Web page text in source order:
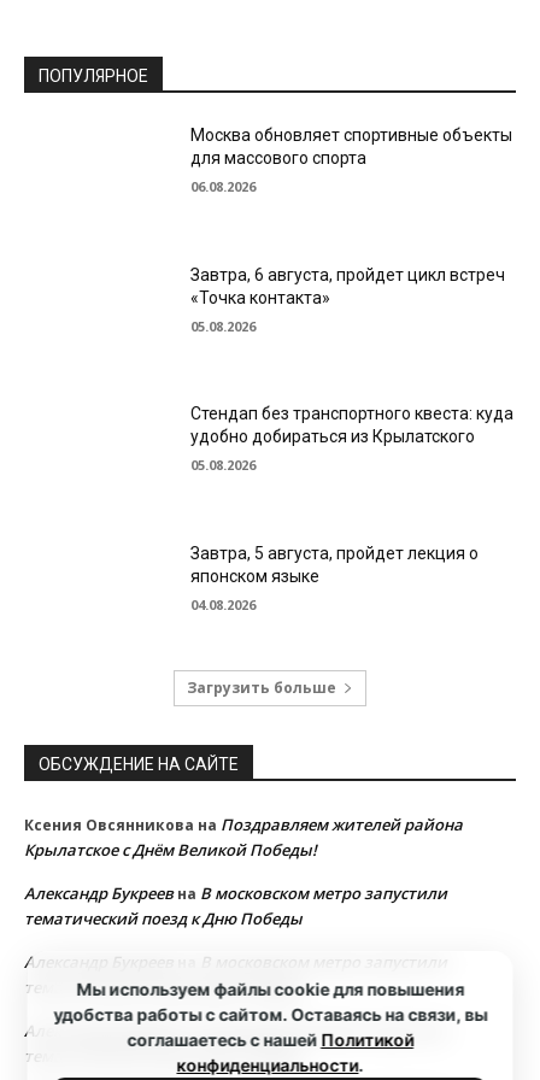
ПОПУЛЯРНОЕ
Москва обновляет спортивные объекты
для массового спорта
06.08.2026
Завтра, 6 августа, пройдет цикл встреч
«Точка контакта»
05.08.2026
Стендап без транспортного квеста: куда
удобно добираться из Крылатского
05.08.2026
Завтра, 5 августа, пройдет лекция о
японском языке
04.08.2026
Загрузить больше
ОБСУЖДЕНИЕ НА САЙТЕ
Ксения Овсянникова на Поздравляем жителей района
Крылатское с Днём Великой Победы!
Александр Букреевна В московском метро запустили
тематический поезд к Дню Победы
Александр Букреев
В московском метро запустили
тематический поезд к Дню Победы
Александр Букреев
В московском метро запустили
тематический поезд к Дню Победы
Мы используем файлы cookie для повышения
удобства работы с сайтом. Оставаясь на связи, вы
соглашаетесь с нашей Политикой
конфиденциальности.